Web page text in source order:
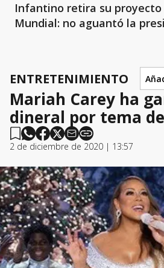
Infantino retira su
Mundial: no aguantó la
ENTRETENIMIENTO
Mariah Carey ha
dineral por tema
2 de diciembre de 2020 | 13:57